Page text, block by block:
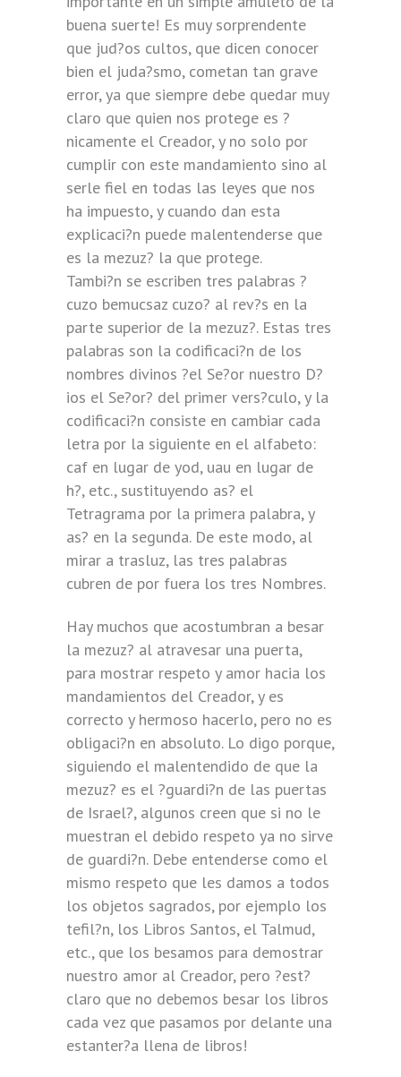
buena suerte! Es muy sorprendente
que jud?os cultos, que dicen conocer
bien el juda?smo, cometan tan grave
error, ya que siempre debe quedar muy
claro que quien nos protege es ?
nicamente el Creador, y no solo por
cumplir con este mandamiento sino al
serle fiel en todas las leyes que nos
ha impuesto, y cuando dan esta
explicaci?n puede malentenderse que
es la mezuz? la que protege.
Tambi?n se escriben tres palabras ?
cuzo bemucsaz cuzo? al rev?s en la
parte superior de la mezuz?. Estas tres
palabras son la codificaci?n de los
nombres divinos ?el Se?or nuestro D?
ios el Se?or? del primer vers?culo, y la
codificaci?n consiste en cambiar cada
letra por la siguiente en el alfabeto:
caf en lugar de yod, uau en lugar de
h?, etc., sustituyendo as? el
Tetragrama por la primera palabra, y
as? en la segunda. De este modo, al
mirar a trasluz, las tres palabras
cubren de por fuera los tres Nombres.
Hay muchos que acostumbran a besar
la mezuz? al atravesar una puerta,
para mostrar respeto y amor hacia los
mandamientos del Creador, y es
correcto y hermoso hacerlo, pero no es
obligaci?n en absoluto. Lo digo porque,
siguiendo el malentendido de que la
mezuz? es el ?guardi?n de las puertas
de Israel?, algunos creen que si no le
muestran el debido respeto ya no sirve
de guardi?n. Debe entenderse como el
mismo respeto que les damos a todos
los objetos sagrados, por ejemplo los
tefil?n, los Libros Santos, el Talmud,
etc., que los besamos para demostrar
nuestro amor al Creador, pero ?est?
claro que no debemos besar los libros
cada vez que pasamos por delante una
estanter?a llena de libros!